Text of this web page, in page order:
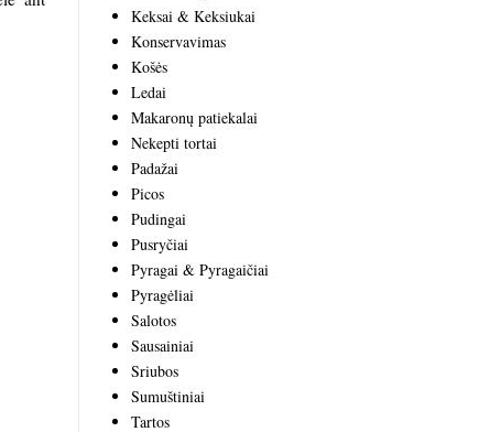
Keksai & Keksiukai
Konservavimas
Košės
Ledai
Makaronų patiekalai
Nekepti tortai
Padažai
Picos
Pudingai
Pusryčiai
Pyragai & Pyragaičiai
Pyragėliai
Salotos
Sausainiai
Sriubos
Sumuštiniai
Tartos